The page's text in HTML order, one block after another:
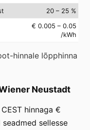
20 – 25 %
€ 0.005 – 0.05
/kWh
hinnale lõpphinna
Neustadt
hinnaga €
sellesse